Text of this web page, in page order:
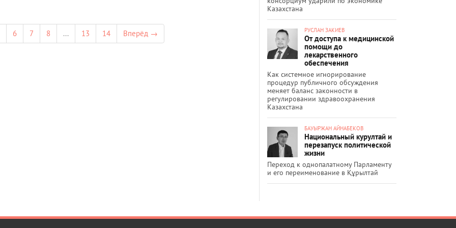
6 7 8 ... 13 14 Вперёд →
Казахстана
РУСЛАН ЗАКИЕВ
От доступа к медицинской
помощи до
лекарственного
обеспечения
Как системное игнорирование
процедур публичного обсуждения
меняет баланс законности в
регулировании здравоохранения
Казахстана
БАУЫРЖАН АЙНАБЕКОВ
Национальный курултай и
перезапуск политической
жизни
Переход к однопалатному Парламенту
и его переименование в Құрылтай